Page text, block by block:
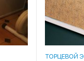
ТОРЦЕВОЙ